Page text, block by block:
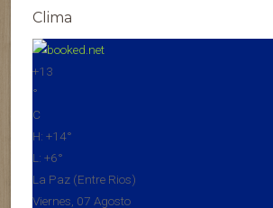
Clima
+13
°
C
H: +14°
L: +6°
La Paz (Entre Rios)
Viernes, 07 Agosto